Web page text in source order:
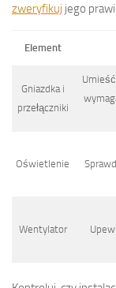
zweryfikuj jego
Element
Gniazdka i
przełączniki
Oświetlenie
Wentylator